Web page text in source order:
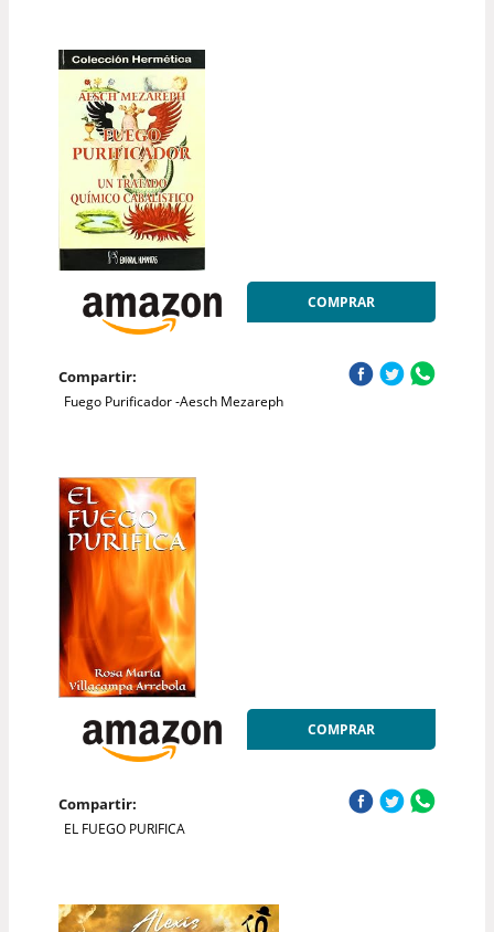
COMPRAR
Compartir:
Fuego Purificador -Aesch Mezareph
COMPRAR
Compartir:
EL FUEGO PURIFICA